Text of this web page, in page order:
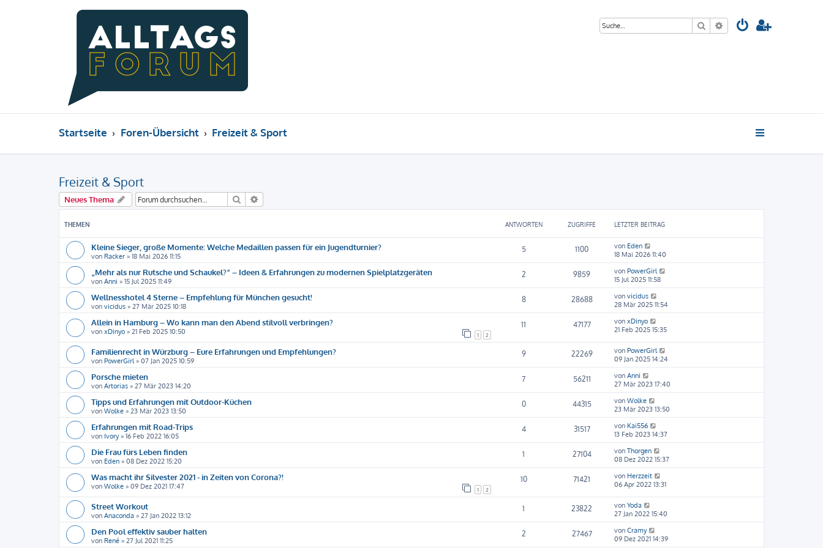
Suche Erweiterte Suche
Startseite Foren-Übersicht Freizeit & Sport
Freizeit & Sport
Neues Thema Suche
THEMEN ANTWORTEN ZUGRIFFE LETZTER BEITRAG
Kleine Sieger, große Momente: Welche Medaillen passen für ein Jugendturnier?
von Racker » 18 Mai 2026 11:15
5 1100 von Eden
18 Mai 2026 11:40
„Mehr als nur Rutsche und Schaukel?“ – Ideen & Erfahrungen zu modernen Spielplatzgeräten
von Anni » 15 Jul 2025 11:49
2 9859 von PowerGirl
15 Jul 2025 11:58
Wellnesshotel 4 Sterne – Empfehlung für München gesucht!
von vicidus » 27 Mär 2025 10:18
8 28688 von vicidus
28 Mär 2025 11:54
Allein in Hamburg – Wo kann man den Abend stilvoll verbringen?
von xDinyo » 21 Feb 2025 10:50 1 2
11 47177 von xDinyo
21 Feb 2025 15:35
Familienrecht in Würzburg – Eure Erfahrungen und Empfehlungen?
von PowerGirl» 07 Jan 2025 10:59
9 22269 von PowerGirl
09 Jan 2025 14:24
Porsche mieten
von Artorias » 27 Mär 2023 14:20
7 56211 von Anni
27 Mär 2023 17:40
Tipps und Erfahrungen mit Outdoor-Küchen
von Wolke » 23 Mär 2023 13:50
0 44315 von Wolke
23 Mär 2023 13:50
Erfahrungen mit Road-Trips
von Ivory» 16 Feb 2022 16:05
4 31517 von Kai556
13 Feb 2023 14:37
Die Frau fürs Leben finden
von Eden » 08 Dez 2022 15:20
1 27104 von Thorgen
08 Dez 2022 15:37
Was macht ihr Silvester 2021 - in Zeiten von Corona?!
von Wolke » 09 Dez 2021 17:47 1 2
10 71421 von Herzzeit
06 Apr 2022 13:31
Street Workout
von Anaconda » 27 Jan 2022 13:12
1 23822 von Yoda
27 Jan 2022 15:40
Den Pool effektiv sauber halten
von René » 27 Jul 2021 11:25
2 27467 von Cramy
09 Dez 2021 14:39